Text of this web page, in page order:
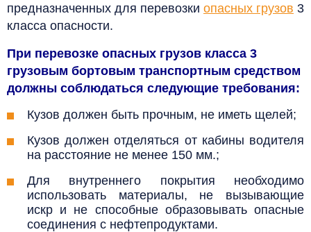
предназначенных для перевозки опасных грузов 3
класса опасности.
При перевозке опасных грузов класса 3
грузовым бортовым транспортным средством
должны соблюдаться следующие требования:
Кузов должен быть прочным, не иметь щелей;
Кузов должен отделяться от кабины водителя
на расстояние не менее 150 мм.;
Для внутреннего покрытия необходимо
использовать материалы, не вызывающие
искр и не способные образовывать опасные
соединения с нефтепродуктами.